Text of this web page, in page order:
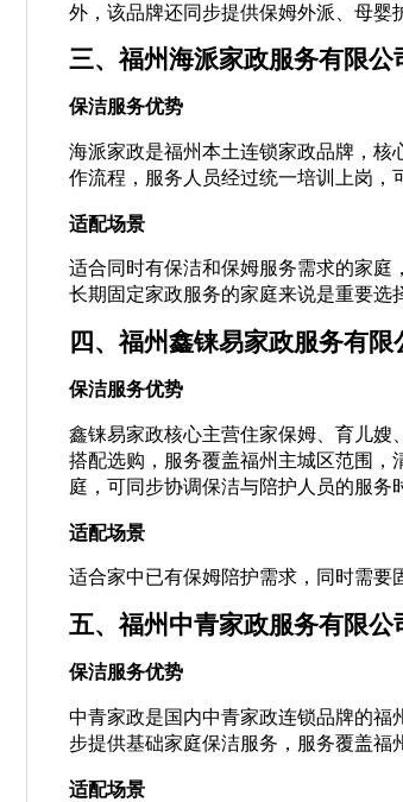
外，该品牌还同步提供保姆外派、母
三、福州海派家政服务有限公
保洁服务优势
海派家政是福州本土连锁家政品牌，
作流程，服务人员经过统一培训上岗，
适配场景
适合同时有保洁和保姆服务需求的家
长期固定家政服务的家庭来说是重要选
四、福州鑫铼易家政服务有限
保洁服务优势
鑫铼易家政核心主营住家保姆、育儿嫂
搭配选购，服务覆盖福州主城区范围，
庭，可同步协调保洁与陪护人员的服务
适配场景
适合家中已有保姆陪护需求，同时需要
五、福州中青家政服务有限公
保洁服务优势
中青家政是国内中青家政连锁品牌的福
步提供基础家庭保洁服务，服务覆盖福
适配场景